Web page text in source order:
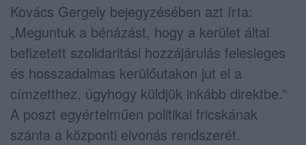
Kovács Gergely bejegyzésében azt írta:
„Meguntuk a bénázást, hogy a kerület által
befizetett szolidaritási hozzájárulás felesleges
és hosszadalmas kerülőutakon jut el a
címzetthez, úgyhogy küldjük inkább direktbe.”
A poszt egyértelműen politikai fricskának
szánta a központi elvonás rendszerét.